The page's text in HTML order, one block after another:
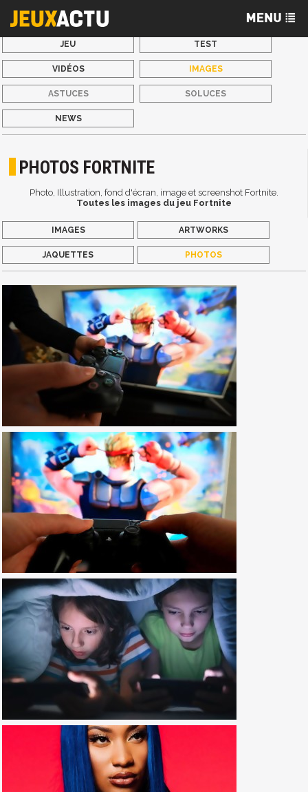
JEU TEST
VIDÉOS IMAGES
ASTUCES SOLUCES
NEWS
PHOTOS FORTNITE
Photo, Illustration, fond d'écran, image et screenshot Fortnite.
Toutes les images du jeu Fortnite
IMAGES ARTWORKS
JAQUETTES PHOTOS